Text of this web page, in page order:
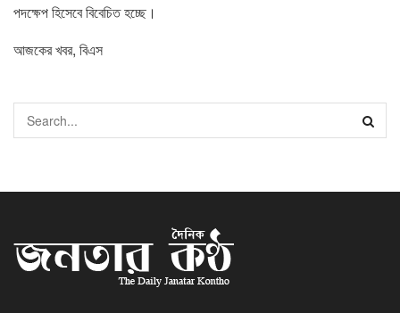
পদক্ষেপ হিসেবে বিবেচিত হচ্ছে।
আজকের খবর, বিএস